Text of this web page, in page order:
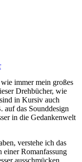
immer mein großes
Drehbücher, wie
in Kursiv auch
auf das Sounddesign
in die Gedankenwelt
verstehe ich das
einer Romanfassung
ausschmücken